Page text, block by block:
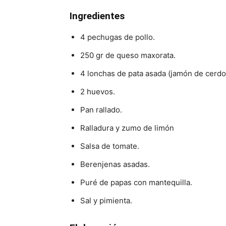
Ingredientes
4 pechugas de pollo.
250 gr de queso maxorata.
4 lonchas de pata asada (jamón de
2 huevos.
Pan rallado.
Ralladura y zumo de limón
Salsa de tomate.
Berenjenas asadas.
Puré de papas con mantequilla.
Sal y pimienta.